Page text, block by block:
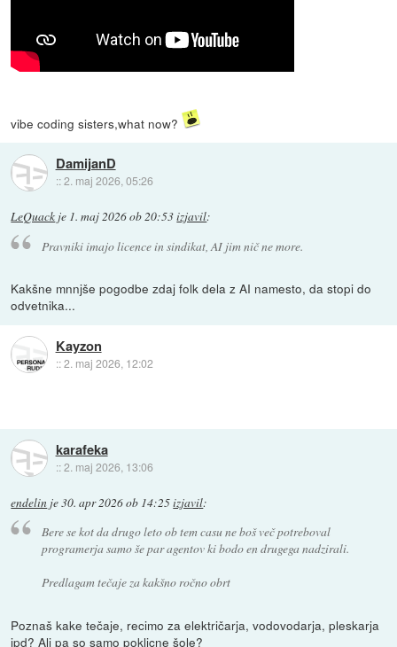
vibe coding sisters,what now?
DamijanD
::2. maj 2026, 05:26
LeQuack je 1. maj 2026 ob 20:53izjavil:
Pravniki imajo licence in sindikat, AI jim nič ne more.
Kakšne mnnjše pogodbe zdaj folk dela z AI namesto, da stopi do
odvetnika...
Kayzon
::2. maj 2026, 12:02
karafeka
::2. maj 2026, 13:06
endelin je30. apr 2026 ob 14:25izjavil:
Bere se kot da drugo leto ob tem casu ne boš več potreboval
programerja samo še par agentov ki bodo en drugega nadzirali.
Predlagam tečaje za kakšno ročno obrt
Poznaš kake tečaje, recimo za električarja, vodovodarja, pleskarja
ipd? Ali pa so samo poklicne šole?